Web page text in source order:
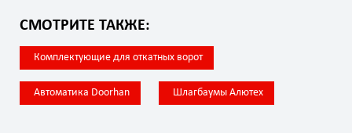
СМОТРИТЕ ТАКЖЕ:
Комплектующие для откатных ворот
Автоматика Doorhan Шлагбаумы Алютех